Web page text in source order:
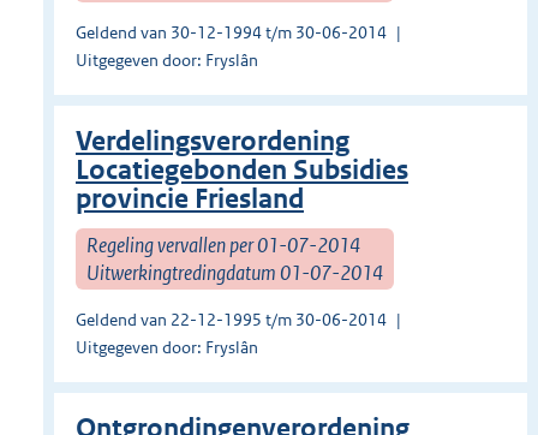
Geldend van 30-12-1994 t/m 30-06-2014
Uitgegeven door: Fryslân
Verdelingsverordening
Locatiegebonden Subsidies
provincie Friesland
Regeling vervallen per 01-07-2014
Uitwerkingtredingdatum 01-07-2014
Geldend van 22-12-1995 t/m 30-06-2014
Uitgegeven door: Fryslân